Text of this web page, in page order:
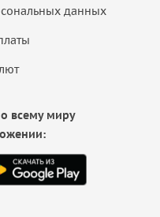
данных
всему миру